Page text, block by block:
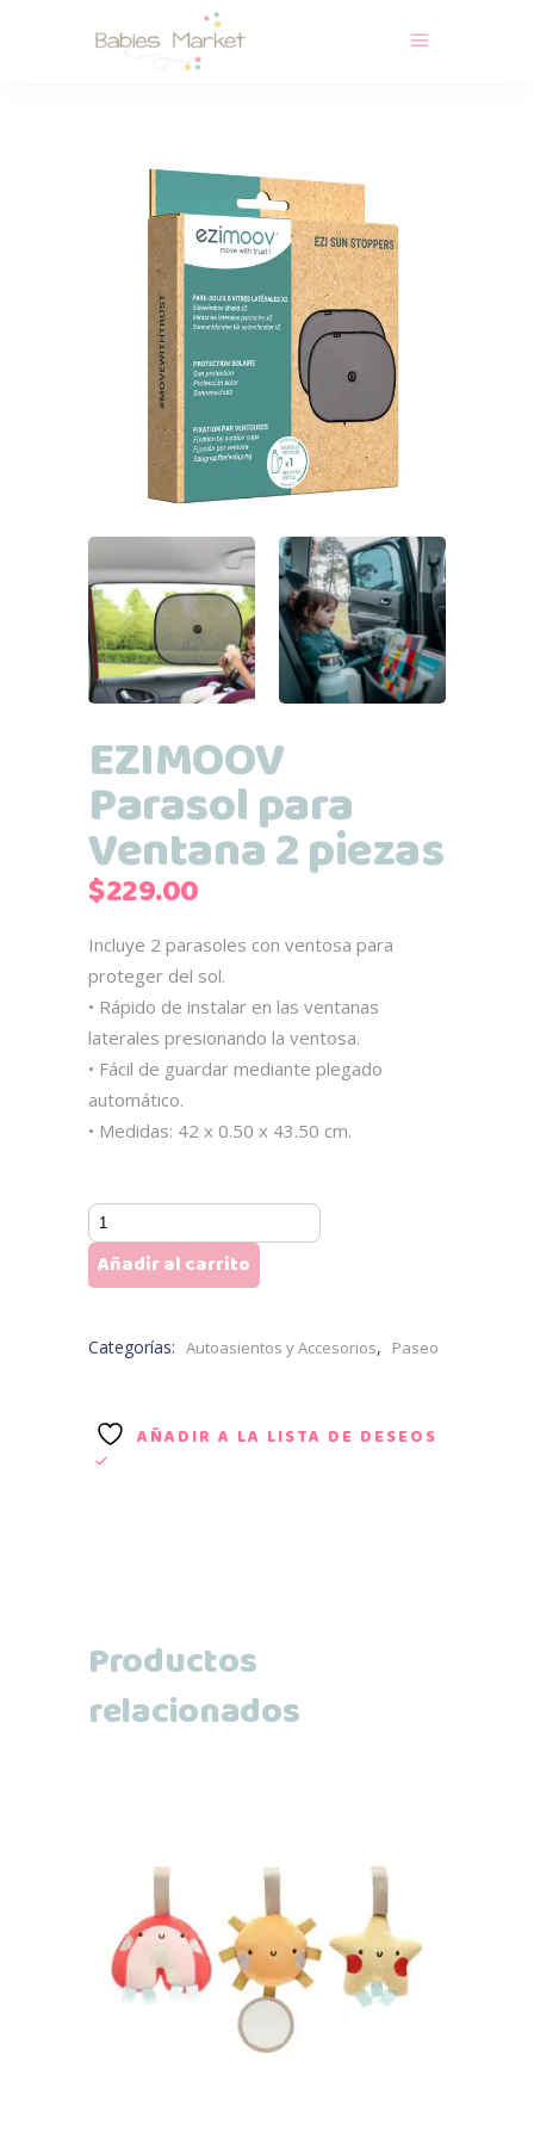
EZIMOOV
Parasol para
Ventana 2 piezas
$229.00
Incluye 2 parasoles con ventosa para
proteger del sol.
• Rápido de instalar en las ventanas
laterales presionando la ventosa.
• Fácil de guardar mediante plegado
automático.
• Medidas: 42 x 0.50 x 43.50 cm.
EZIMOOV
Parasol
para
2
Añadir al carrito
Categorías: Autoasientos y Accesorios, Paseo
AÑADIR A LA LISTA DE DESEOS
Productos
relacionados
Añadir al carrito